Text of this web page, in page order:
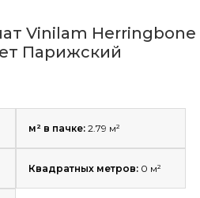
Vinilam Herringbone
Парижский
м² в пачке: 2.79 м²
Квадратных метров: 0 м²